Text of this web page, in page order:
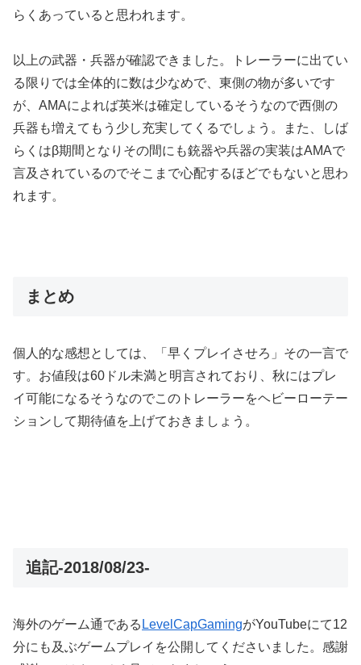
らくあっていると思われます。
以上の武器・兵器が確認できました。トレーラーに出てい
る限りでは全体的に数は少なめで、東側の物が多いです
が、AMAによれば英米は確定しているそうなので西側の
兵器も増えてもう少し充実してくるでしょう。また、しば
らくはβ期間となりその間にも銃器や兵器の実装はAMAで
言及されているのでそこまで心配するほどでもないと思わ
れます。
まとめ
個人的な感想としては、「早くプレイさせろ」その一言で
す。お値段は60ドル未満と明言されており、秋にはプレ
イ可能になるそうなのでこのトレーラーをヘビーローテー
ションして期待値を上げておきましょう。
追記-2018/08/23-
海外のゲーム通である LevelCapGamingがYouTubeにて12
分にも及ぶゲームプレイを公開してくださいました。感謝